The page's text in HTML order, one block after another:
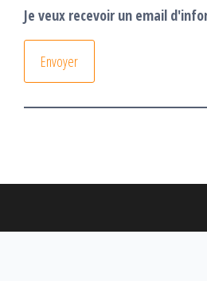
Je veux recevoir un email